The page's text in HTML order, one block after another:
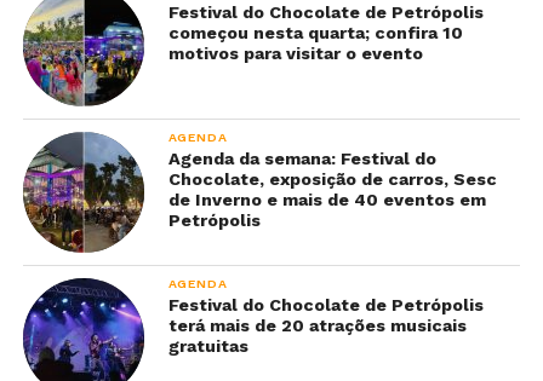
Festival do Chocolate de Petrópolis
começou nesta quarta; confira 10
motivos para visitar o evento
AGENDA
Agenda da semana: Festival do
Chocolate, exposição de carros, Sesc
de Inverno e mais de 40 eventos em
Petrópolis
AGENDA
Festival do Chocolate de Petrópolis
terá mais de 20 atrações musicais
gratuitas